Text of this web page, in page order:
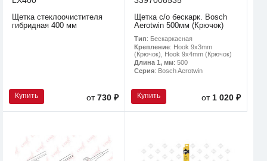
Щетка стеклоочистителя
гибридная 400 мм
Купить от730 ₽
Щетка с/о бескарк. Bosch
Aerotwin 500мм (Крючок)
Тип: Бескаркасная
Крепление: Hook 9x3mm
(Крючок), Hook 9x4mm (Крючок)
Длина 1, мм: 500
Серия: Bosch Aerotwin
Купить от 1 020 ₽